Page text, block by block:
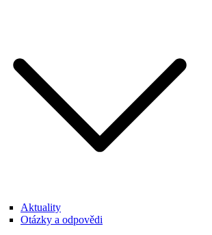
Aktuality
Otázky a odpovědi